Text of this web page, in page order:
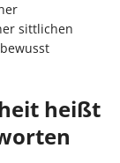
sittlichen
heißt